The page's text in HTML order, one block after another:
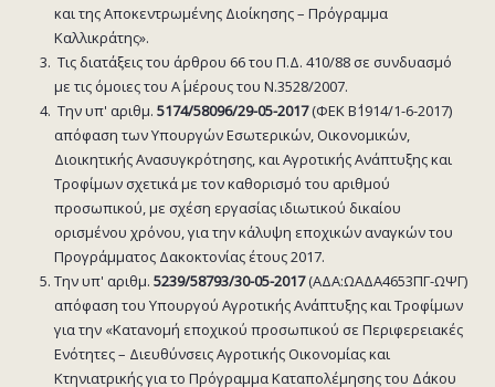
και της Αποκεντρωμένης Διοίκησης – Πρόγραμμα
Καλλικράτης».
Τις διατάξεις του άρθρου 66 του Π.Δ. 410/88 σε συνδυασμό
με τις όμοιες του Α΄ μέρους του Ν.3528/2007.
Την υπ' αριθμ.5174/58096/29-05-2017(ΦΕΚ Β΄1914/1-6-2017)
απόφαση των Υπουργών Εσωτερικών, Οικονομικών,
Διοικητικής Ανασυγκρότησης, και Αγροτικής Ανάπτυξης και
Τροφίμων σχετικά με τον καθορισμό του αριθμού
προσωπικού, με σχέση εργασίας ιδιωτικού δικαίου
ορισμένου χρόνου, για την κάλυψη εποχικών αναγκών του
Προγράμματος Δακοκτονίας έτους 2017.
Την υπ' αριθμ.5239/58793/30-05-2017(ΑΔΑ:ΩΑΔΑ4653ΠΓ-ΩΨΓ)
απόφαση του Υπουργού Αγροτικής Ανάπτυξης και Τροφίμων
για την «Κατανομή εποχικού προσωπικού σε Περιφερειακές
Ενότητες – Διευθύνσεις Αγροτικής Οικονομίας και
Κτηνιατρικής για το Πρόγραμμα Καταπολέμησης του Δάκου